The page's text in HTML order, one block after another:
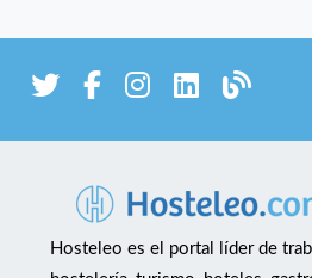
Hosteleo es el portal líder de